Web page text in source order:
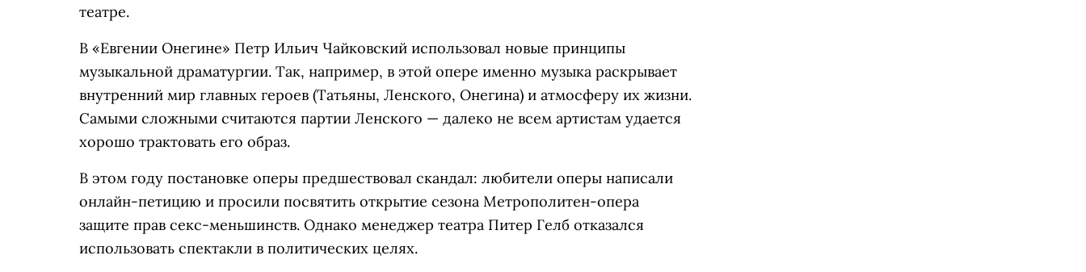
театре.
В «Евгении Онегине» Петр Ильич Чайковский использовал новые принципы
музыкальной драматургии. Так, например, в этой опере именно музыка раскрывает
внутренний мир главных героев (Татьяны, Ленского, Онегина) и атмосферу их жизни.
Самыми сложными считаются партии Ленского — далеко не всем артистам удается
хорошо трактовать его образ.
В этом году постановке оперы предшествовал скандал: любители оперы написали
онлайн-петицию и просили посвятить открытие сезона Метрополитен-опера
защите прав секс-меньшинств. Однако менеджер театра Питер Гелб отказался
использовать спектакли в политических целях.